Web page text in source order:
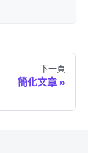
下一頁
簡化文章